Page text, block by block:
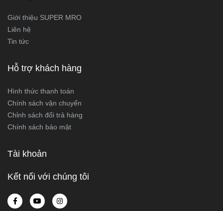
Giới thiệu SUPER MRO
Liên hệ
Tin tức
Hỗ trợ khách hàng
Hình thức thanh toán
Chính sách vận chuyển
Chỉnh sách đổi trả hàng
Chính sách bảo mật
Tài khoản
Kết nối với chúng tôi